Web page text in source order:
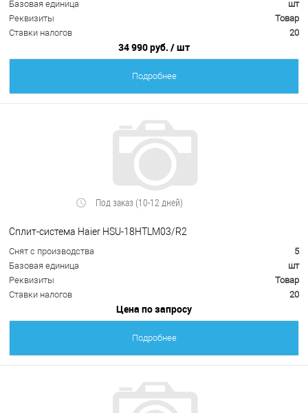
Базовая единица
шт
Реквизиты
Товар
Ставки налогов
20
34 990 руб. / шт
Подробнее
Под заказ (10-12 дней)
Сплит-система Haier HSU-18HTLM03/R2
Снят с производства
5
Базовая единица
шт
Реквизиты
Товар
Ставки налогов
20
Цена по запросу
Подробнее